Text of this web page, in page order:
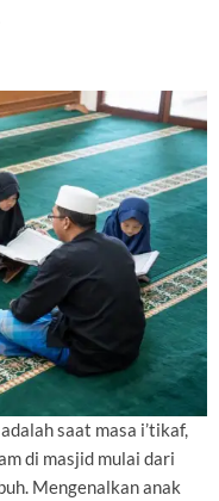
saat masa i’tikaf,
di masjid mulai dari
Mengenalkan anak